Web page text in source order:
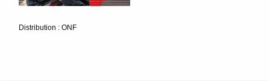
Distribution : ONF